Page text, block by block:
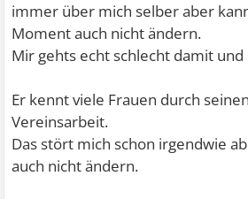
immer über mich selber aber
Moment auch nicht ändern.
Mir gehts echt schlecht damit
Er kennt viele Frauen durch
Vereinsarbeit.
Das stört mich schon irgendwie
auch nicht ändern.